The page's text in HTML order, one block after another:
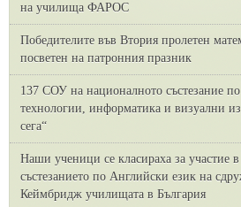
на училища ФАРОС
Победителите във Втория пролетен
посветен на патронния празник
137 СОУ на националното състезание
технологии, информатика и визуални
сега“
Наши ученици се класираха за участие
състезанието по Английски език на
Кеймбридж училищата в България